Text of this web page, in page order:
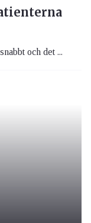
och det ...